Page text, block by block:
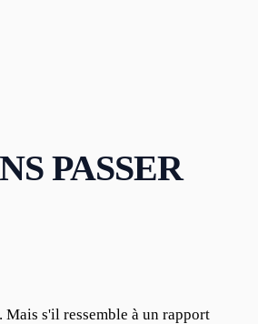
PASSER
s'il ressemble à un rapport